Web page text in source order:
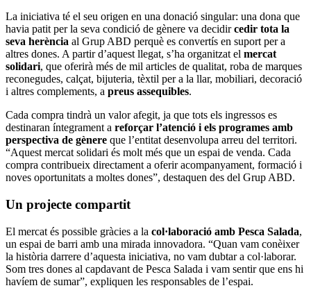
La iniciativa té el seu origen en una donació singular: una dona que
havia patit per la seva condició de gènere va decidircedir tota la
seva herència al Grup ABD perquè es convertís en suport per a
altres dones. A partir d’aquest llegat, s’ha organitzat el mercat
solidari, que oferirà més de mil articles de qualitat, roba de marques
reconegudes, calçat, bijuteria, tèxtil per a la llar, mobiliari, decoració
i altres complements, a preus assequibles.
Cada compra tindrà un valor afegit, ja que tots els ingressos es
destinaran íntegrament a reforçar l’atenció i els programes amb
perspectiva de gènere que l’entitat desenvolupa arreu del territori.
“Aquest mercat solidari és molt més que un espai de venda. Cada
compra contribueix directament a oferir acompanyament, formació i
noves oportunitats a moltes dones”, destaquen des del Grup ABD.
Un projecte compartit
El mercat és possible gràcies a la col·laboració amb Pesca Salada,
un espai de barri amb una mirada innovadora. “Quan vam conèixer
la història darrere d’aquesta iniciativa, no vam dubtar a col·laborar.
Som tres dones al capdavant de Pesca Salada i vam sentir que ens hi
havíem de sumar”, expliquen les responsables de l’espai.